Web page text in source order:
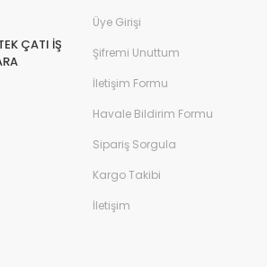
ÇATI İŞ
Üye Girişi
Şifremi Unuttum
İletişim Formu
Havale Bildirim Formu
Sipariş Sorgula
Kargo Takibi
İletişim